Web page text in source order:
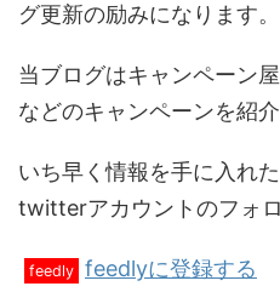
グ更新の励みになります。
当ブログはキャンペーン
などのキャンペーンを紹介
いち早く情報を手に入れ
twitterアカウントのフォ
feedly feedlyに登録する